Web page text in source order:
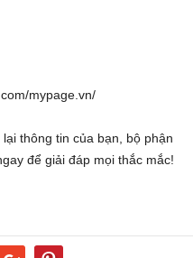
mypage.vn/
thông tin của bạn, bộ phận
để giải đáp mọi thắc mắc!